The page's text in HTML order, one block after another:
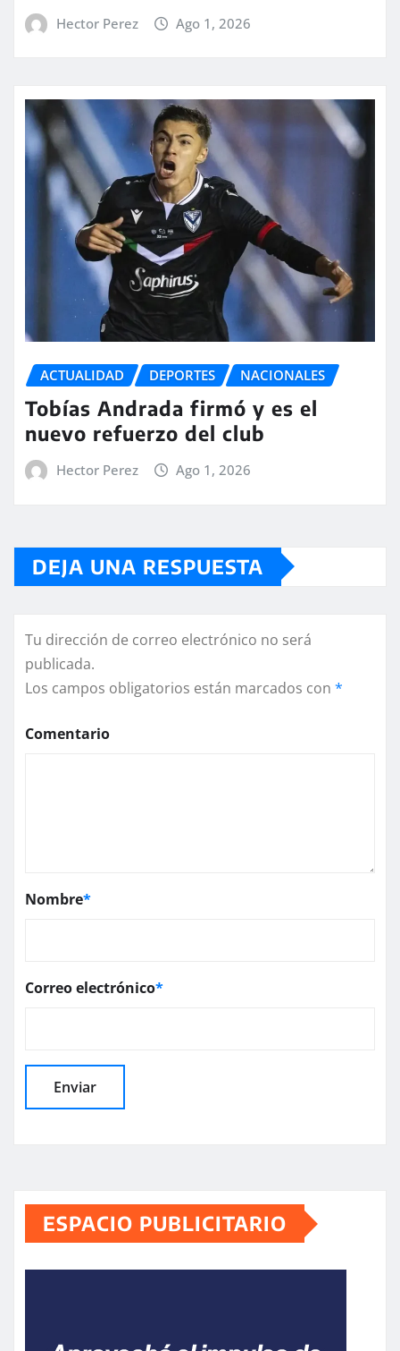
Hector Perez Ago 1, 2026
ACTUALIDAD DEPORTES NACIONALES
Tobías Andrada firmó y es el
nuevo refuerzo del club
Hector Perez Ago 1, 2026
DEJA UNA RESPUESTA
Tu dirección de correo electrónico no será
publicada.
Los campos obligatorios están marcados con *
Comentario
Nombre*
Correo electrónico*
ESPACIO PUBLICITARIO